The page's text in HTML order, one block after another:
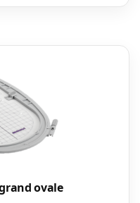
€ 77,85.
ovale